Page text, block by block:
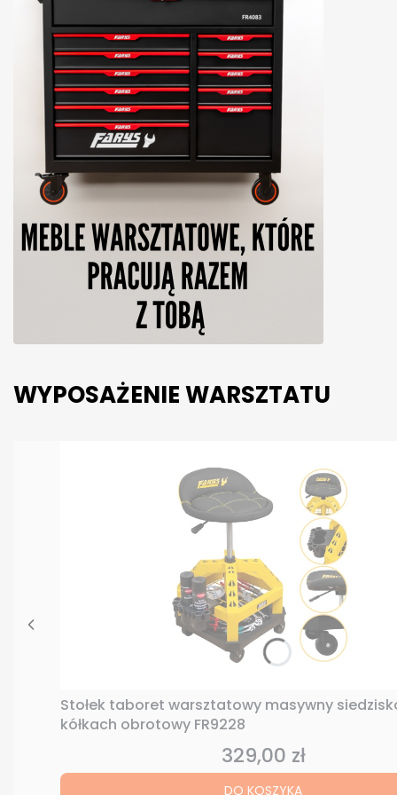
WYPOSAŻENIE WARSZTATU
Stołek taboret warsztatowy masywny
kółkach obrotowy FR9228
Cena
329,00 zł
DO KOSZYKA